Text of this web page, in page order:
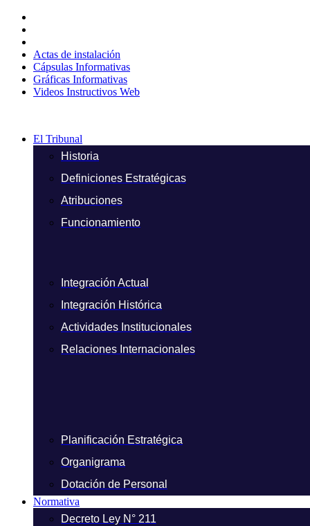
contenido
Actas de instalación
Cápsulas Informativas
Gráficas Informativas
Videos Instructivos Web
El Tribunal
Historia
Definiciones Estratégicas
Atribuciones
Funcionamiento
Integración Actual
Integración Histórica
Actividades Institucionales
Relaciones Internacionales
Planificación Estratégica
Organigrama
Dotación de Personal
Normativa
Decreto Ley N° 211